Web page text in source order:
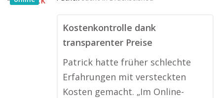
Kostenkontrolle dank
transparenter Preise
Patrick hatte früher schlechte
Erfahrungen mit versteckten
Kosten gemacht. „Im Online-